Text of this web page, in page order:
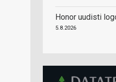
Honor uudisti
5.8.2026